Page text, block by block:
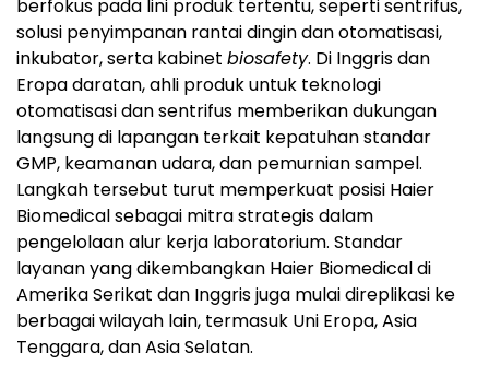
berfokus pada lini produk tertentu, seperti sentrifus,
solusi penyimpanan rantai dingin dan otomatisasi,
inkubator, serta kabinet biosafety. Di Inggris dan
Eropa daratan, ahli produk untuk teknologi
otomatisasi dan sentrifus memberikan dukungan
langsung di lapangan terkait kepatuhan standar
GMP, keamanan udara, dan pemurnian sampel.
Langkah tersebut turut memperkuat posisi Haier
Biomedical sebagai mitra strategis dalam
pengelolaan alur kerja laboratorium. Standar
layanan yang dikembangkan Haier Biomedical di
Amerika Serikat dan Inggris juga mulai direplikasi ke
berbagai wilayah lain, termasuk Uni Eropa, Asia
Tenggara, dan Asia Selatan.